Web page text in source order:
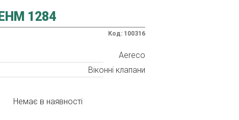
EHM 1284
Код: 100316
Aereco
Віконні клапани
Немає в наявності